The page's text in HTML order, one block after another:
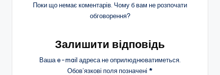
Поки що немає коментарів. Чому б вам не розпочати
обговорення?
Залишити відповідь
Ваша e-mail адреса не оприлюднюватиметься.
Обов’язкові поля позначені *